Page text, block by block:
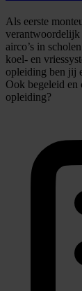
Als eerste
verantwoordelijk
airco’s in
koel- en
opleiding ben jij
Ook begeleid en
opleiding?